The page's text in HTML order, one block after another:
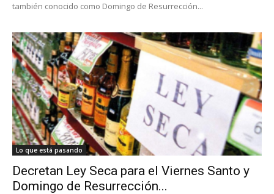
también conocido como Domingo de Resurrección...
Lo que está pasando
Decretan Ley Seca para el Viernes Santo y
Domingo de Resurrección...